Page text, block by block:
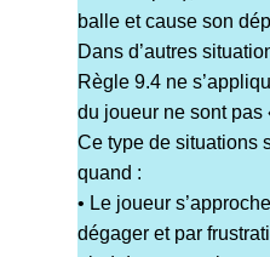
balle et cause son
Dans d’autres
Règle 9.4 ne
du joueur ne sont pas
Ce type de situations
quand :
• Le joueur
dégager et par